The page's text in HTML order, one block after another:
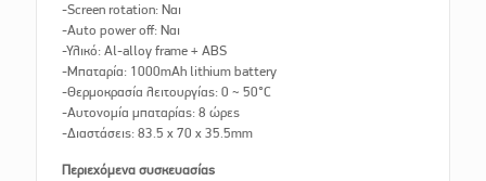
-Screen rotation: Ναι
-Auto power off: Ναι
-Υλικό: Al-alloy frame + ABS
-Μπαταρία: 1000mAh lithium battery
-Θερμοκρασία λειτουργίας: 0 ~ 50°C
-Αυτονομία μπαταρίας: 8 ώρες
-Διαστάσεις: 83.5 x 70 x 35.5mm
Περιεχόμενα συσκευασίας